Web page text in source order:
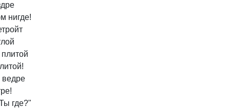
нигде!
плитой
ведре
где?"